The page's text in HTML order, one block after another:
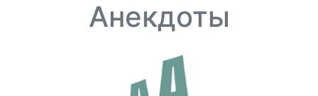
Анекдоты